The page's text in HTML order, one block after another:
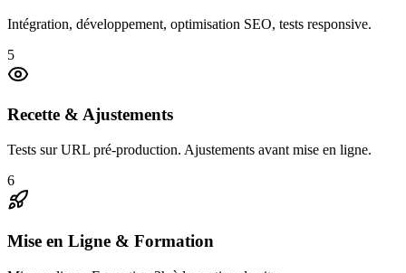
Intégration, développement, optimisation SEO, tests responsive.
5
Recette & Ajustements
Tests sur URL pré-production. Ajustements avant mise en ligne.
6
Mise en Ligne & Formation